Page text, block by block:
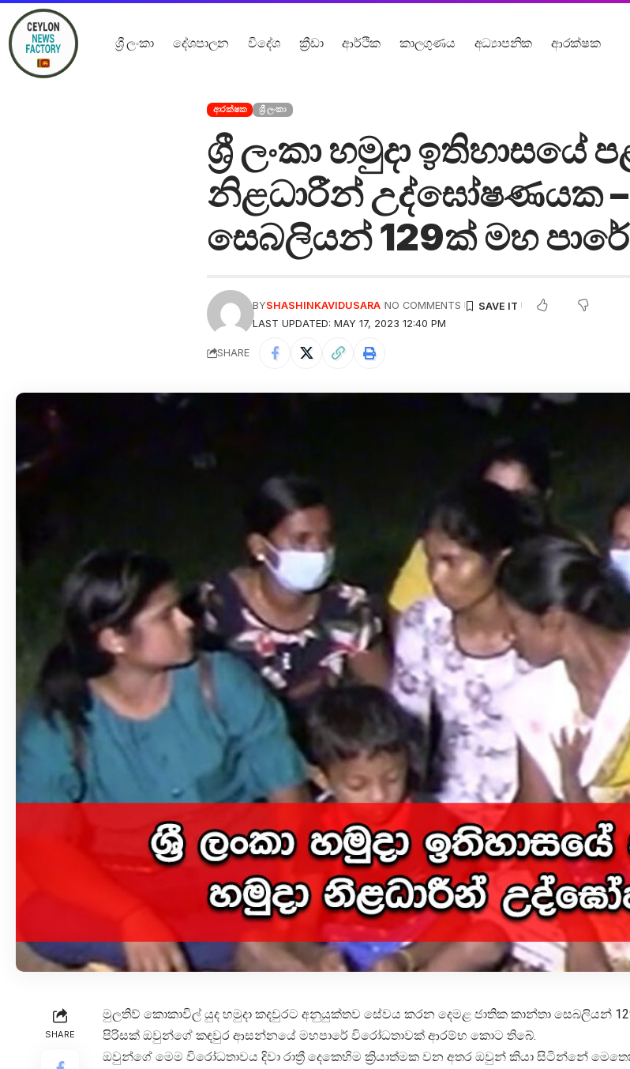
ශ්‍රී ලංකා දේශපාලන විදේශ ක්‍රීඩා ආර්ථික කාලගුණය අධ්‍යාපනික ආරක්ෂක
ආරක්ෂක ශ්‍රී ලංකා
ශ්‍රී ලංකා හමුදා ඉතිහාසයේ
නිළධාරීන් උද්ඝෝෂණයක –
සෙබලියන් 129ක් මහ
LAST UPDATED: MAY 17, 2023 12:40 PM
BYSHASHINKAVIDUSARA NO COMMENTS
SHARE
SHARE
මුලතිව් කොකාවිල් යුද හමුදා කදවුරට අනුයුක්තව සේවය කරන දෙමළ ජාතික කාන්තා සෙබලියන්
පිරිසක් ඔවුන්ගේ කඳවුර ආසන්නයේ මහපාරේ විරෝධතාවක් ආරම්භ කොට තිබේ.
ඔවුන්ගේ මෙම විරෝධතාවය දිවා රාත්‍රී දෙකෙහිම ක්‍රියාත්මක වන අතර ඔවුන් කියා සිටින්නේ